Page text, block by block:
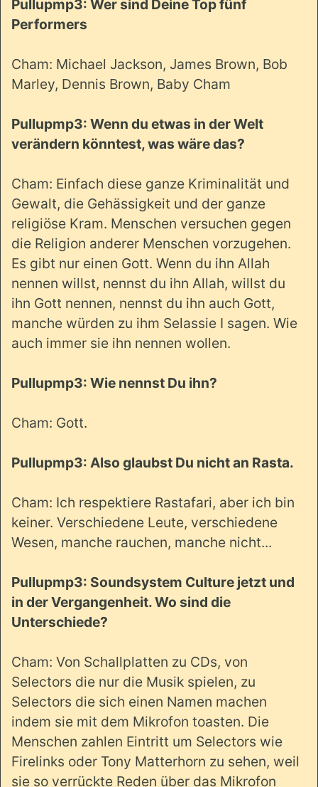
Pullupmp3: Wer sind Deine Top fünf
Performers
Cham: Michael Jackson, James Brown, Bob
Marley, Dennis Brown, Baby Cham
Pullupmp3: Wenn du etwas in der Welt
verändern könntest, was wäre das?
Cham: Einfach diese ganze Kriminalität und
Gewalt, die Gehässigkeit und der ganze
religiöse Kram. Menschen versuchen gegen
die Religion anderer Menschen vorzugehen.
Es gibt nur einen Gott. Wenn du ihn Allah
nennen willst, nennst du ihn Allah, willst du
ihn Gott nennen, nennst du ihn auch Gott,
manche würden zu ihm Selassie I sagen. Wie
auch immer sie ihn nennen wollen.
Pullupmp3: Wie nennst Du ihn?
Cham: Gott.
Pullupmp3: Also glaubst Du nicht an Rasta.
Cham: Ich respektiere Rastafari, aber ich bin
keiner. Verschiedene Leute, verschiedene
Wesen, manche rauchen, manche nicht...
Pullupmp3: Soundsystem Culture jetzt und
in der Vergangenheit. Wo sind die
Unterschiede?
Cham: Von Schallplatten zu CDs, von
Selectors die nur die Musik spielen, zu
Selectors die sich einen Namen machen
indem sie mit dem Mikrofon toasten. Die
Menschen zahlen Eintritt um Selectors wie
Firelinks oder Tony Matterhorn zu sehen, weil
sie so verrückte Reden über das Mikrofon